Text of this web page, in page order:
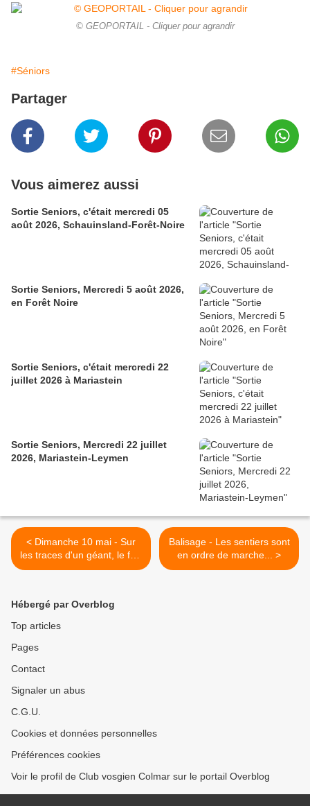
© GEOPORTAIL - Cliquer pour agrandir
#Séniors
Partager
Vous aimerez aussi
Sortie Seniors, c'était mercredi 05
août 2026, Schauinsland-Forêt-Noire
Sortie Seniors, Mercredi 5 août 2026,
en Forêt Noire
Sortie Seniors, c'était mercredi 22
juillet 2026 à Mariastein
Sortie Seniors, Mercredi 22 juillet
2026, Mariastein-Leymen
< Dimanche 10 mai - Sur
les traces d'un géant, le fort
de Mutzig, en itinéraire
Balisage - Les sentiers sont
en ordre de marche... >
Hébergé par Overblog
Top articles
Pages
Contact
Signaler un abus
C.G.U.
Cookies et données personnelles
Préférences cookies
Voir le profil de Club vosgien Colmar sur le portail Overblog